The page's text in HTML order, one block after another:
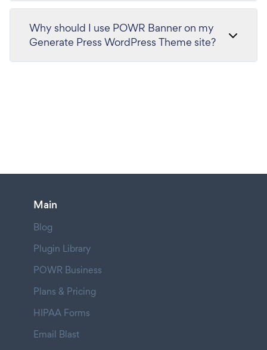
Why should I use POWR Banner on my
Generate Press WordPress Theme site?
Main
Blog
Plugin Library
POWR Business
Plans & Pricing
HIPAA Forms
Email Blast